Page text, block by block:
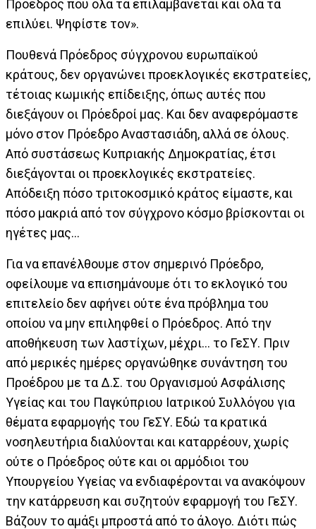
Πρόεδρος που όλα τα επιλαμβάνεται και όλα τα
επιλύει. Ψηφίστε τον».
Πουθενά Πρόεδρος σύγχρονου ευρωπαϊκού
κράτους, δεν οργανώνει προεκλογικές εκστρατείες,
τέτοιας κωμικής επίδειξης, όπως αυτές που
διεξάγουν οι Πρόεδροί μας. Και δεν αναφερόμαστε
μόνο στον Πρόεδρο Αναστασιάδη, αλλά σε όλους.
Από συστάσεως Κυπριακής Δημοκρατίας, έτσι
διεξάγονται οι προεκλογικές εκστρατείες.
Απόδειξη πόσο τριτοκοσμικό κράτος είμαστε, και
πόσο μακριά από τον σύγχρονο κόσμο βρίσκονται οι
ηγέτες μας...
Για να επανέλθουμε στον σημερινό Πρόεδρο,
οφείλουμε να επισημάνουμε ότι το εκλογικό του
επιτελείο δεν αφήνει ούτε ένα πρόβλημα του
οποίου να μην επιληφθεί ο Πρόεδρος. Από την
αποθήκευση των λαστίχων, μέχρι... το ΓεΣΥ. Πριν
από μερικές ημέρες οργανώθηκε συνάντηση του
Προέδρου με τα Δ.Σ. του Οργανισμού Ασφάλισης
Υγείας και του Παγκύπριου Ιατρικού Συλλόγου για
θέματα εφαρμογής του ΓεΣΥ. Εδώ τα κρατικά
νοσηλευτήρια διαλύονται και καταρρέουν, χωρίς
ούτε ο Πρόεδρος ούτε και οι αρμόδιοι του
Υπουργείου Υγείας να ενδιαφέρονται να ανακόψουν
την κατάρρευση και συζητούν εφαρμογή του ΓεΣΥ.
Βάζουν το αμάξι μπροστά από το άλογο. Διότι πώς